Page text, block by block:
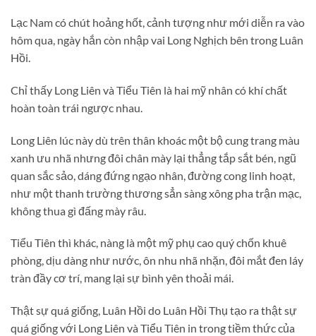
Lạc Nam có chút hoảng hốt, cảnh tượng như mới diễn ra vào
hôm qua, ngày hắn còn nhập vai Long Nghịch bên trong Luân
Hồi.
Chỉ thấy Long Liên và Tiểu Tiên là hai mỹ nhân có khí chất
hoàn toàn trái ngược nhau.
Long Liên lúc này dù trên thân khoác một bộ cung trang màu
xanh ưu nhã nhưng đôi chân mày lại thẳng tắp sắt bén, ngũ
quan sắc sảo, dáng đứng ngạo nhân, đường cong linh hoạt,
như một thanh trường thương sẳn sàng xông pha trận mạc,
không thua gì đấng mày râu.
Tiểu Tiên thì khác, nàng là một mỹ phụ cao quý chốn khuê
phòng, dịu dàng như nước, ôn nhu nhã nhặn, đôi mắt đen láy
tràn đầy cơ trí, mang lại sự bình yên thoải mái.
Thật sự quá giống, Luân Hồi do Luân Hồi Thụ tạo ra thật sự
quá giống với Long Liên và Tiểu Tiên in trong tiềm thức của